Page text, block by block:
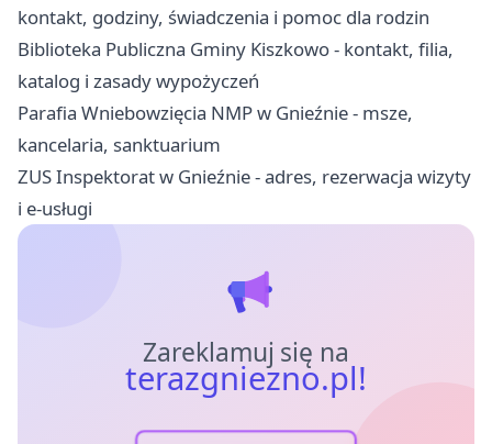
kontakt, godziny, świadczenia i pomoc dla rodzin
Biblioteka Publiczna Gminy Kiszkowo - kontakt, filia,
katalog i zasady wypożyczeń
Parafia Wniebowzięcia NMP w Gnieźnie - msze,
kancelaria, sanktuarium
ZUS Inspektorat w Gnieźnie - adres, rezerwacja wizyty
i e-usługi
Zareklamuj się na
terazgniezno.pl!